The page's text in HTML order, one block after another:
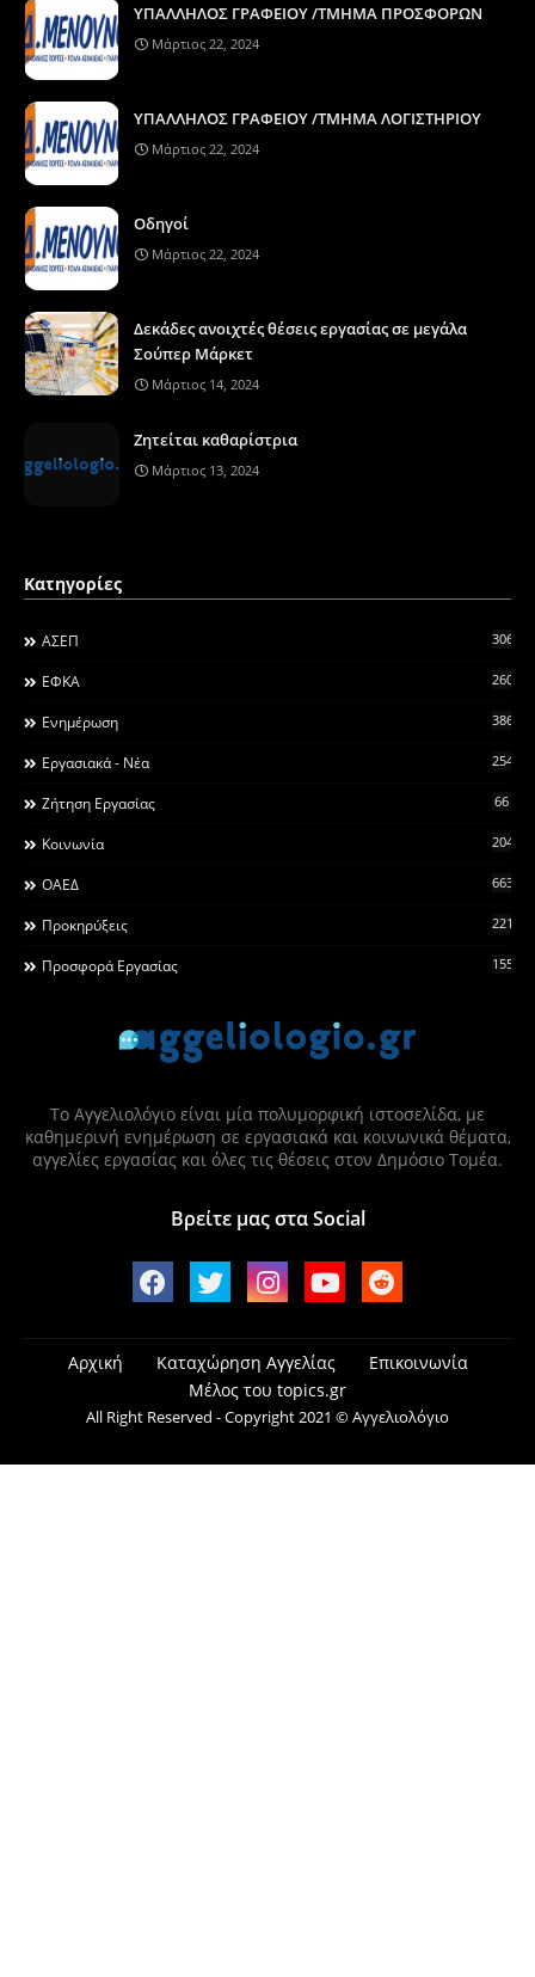
ΥΠΑΛΛΗΛΟΣ ΓΡΑΦΕΙΟΥ /ΤΜΗΜΑ ΠΡΟΣΦΟΡΩΝ
Μάρτιος 22, 2024
ΥΠΑΛΛΗΛΟΣ ΓΡΑΦΕΙΟΥ /ΤΜΗΜΑ ΛΟΓΙΣΤΗΡΙΟΥ
Μάρτιος 22, 2024
Οδηγοί
Μάρτιος 22, 2024
Δεκάδες ανοιχτές θέσεις εργασίας σε μεγάλα
Σούπερ Μάρκετ
Μάρτιος 14, 2024
Ζητείται καθαρίστρια
Μάρτιος 13, 2024
Κατηγορίες
ΑΣΕΠ 306
ΕΦΚΑ 260
Ενημέρωση 3868
Εργασιακά - Νέα 2546
Ζήτηση Εργασίας 66
Κοινωνία 2044
ΟΑΕΔ 663
Προκηρύξεις 2215
Προσφορά Εργασίας 155
Το Αγγελιολόγιο είναι μία πολυμορφική ιστοσελίδα, με
καθημερινή ενημέρωση σε εργασιακά και κοινωνικά θέματα,
αγγελίες εργασίας και όλες τις θέσεις στον Δημόσιο Τομέα.
Βρείτε μας στα Social
Αρχική Καταχώρηση Αγγελίας
Επικοινωνία
Μέλος του topics.gr
All Right Reserved - Copyright 2021 © Αγγελιολόγιο